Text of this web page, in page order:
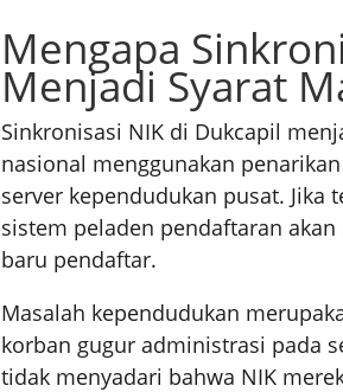
Mengapa
Menjadi Syarat
Sinkronisasi NIK di Dukcapil
nasional menggunakan
server kependudukan pusat. Jika
sistem peladen pendaftaran
baru pendaftar.
Masalah kependudukan
korban gugur administrasi pada
tidak menyadari bahwa NIK